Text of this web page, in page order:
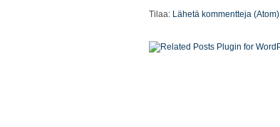
Tilaa: Lähetä kommentteja (Atom)